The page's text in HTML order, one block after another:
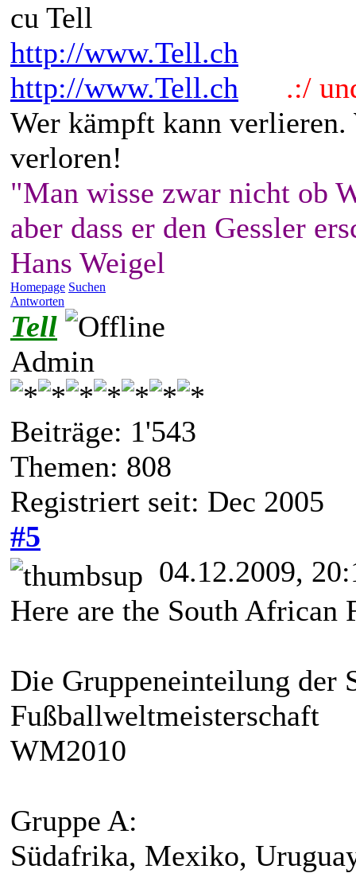
cu Tell
http://www.Tell.ch
http://www.Tell.ch
.:/
Wer kämpft kann
verloren!
"Man wisse zwar nicht ob
aber dass er den Gessler
Hans Weigel
Homepage Suchen
Antworten
Tell
Admin
Beiträge: 1'543
Themen: 808
Registriert seit: Dec 2005
#5
04.12.2009,
Here are the South African
Die Gruppeneinteilung der
Fußballweltmeisterschaft
WM2010
Gruppe A:
Südafrika, Mexiko,